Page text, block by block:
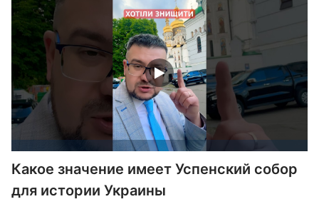
Какое значение имеет Успенский собор
для истории Украины